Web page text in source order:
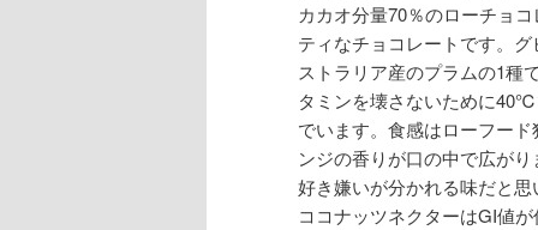
カカオ分量70％のローチョ
ティなチョコレートです。
ストラリア産のプラムの1種
タミンを壊さないために
でいます。食感はローフー
ンジの香りが口の中で広が
好き嫌いが分かれる味だと
ココナッツネクターはGI値